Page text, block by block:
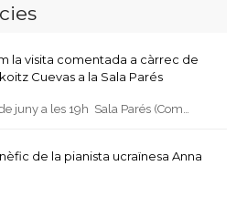
la visita comentada a càrrec de
Cuevas a la Sala Parés
juny a les 19h Sala Parés (Com…
de la pianista ucraïnesa Anna